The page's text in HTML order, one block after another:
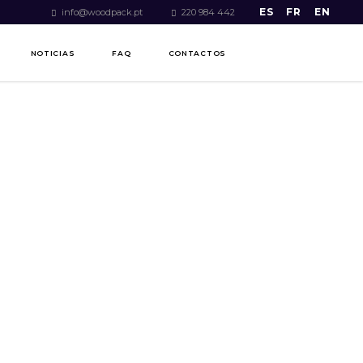
info@woodpack.pt 220 984 442 ES FR EN
NOTICIAS FAQ CONTACTOS